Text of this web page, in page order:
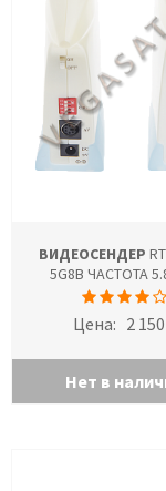
ВИДЕОСЕНДЕР
5G8B ЧАСТОТА
Цена: 2
Нет в